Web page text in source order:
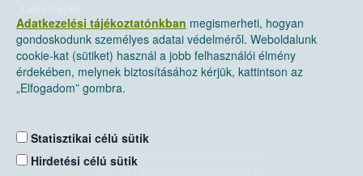
Adatkezelési tájékoztatónkban megismerheti, hogyan
gondoskodunk személyes adatai védelméről. Weboldalunk
cookie-kat (sütiket) használ a jobb felhasználói élmény
érdekében, melynek biztosításához kérjük, kattintson az
„Elfogadom” gombra.
Statisztikai célú sütik
Hirdetési célú sütikNemzeti Élelmiszerlánc-biztonsági Hivatal